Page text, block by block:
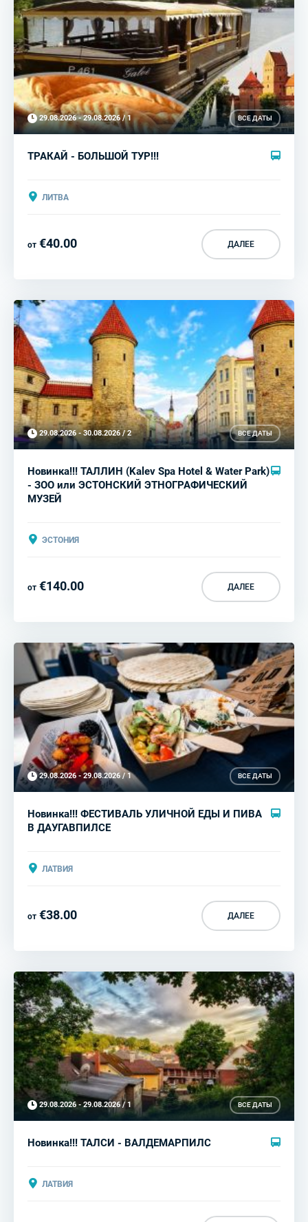
29.08.2026 - 29.08.2026 / 1 ВСЕ ДАТЫ
ТРАКАЙ - БОЛЬШОЙ ТУР!!!
ЛИТВА
от €40.00 ДАЛЕЕ
29.08.2026 - 30.08.2026 / 2 ВСЕ ДАТЫ
Новинка!!! ТАЛЛИН (Kalev Spa Hotel & Water Park)
- ЗОО или ЭСТОНСКИЙ ЭТНОГРАФИЧЕСКИЙ
МУЗЕЙ
ЭСТОНИЯ
от €140.00 ДАЛЕЕ
29.08.2026 - 29.08.2026 / 1 ВСЕ ДАТЫ
Новинка!!! ФЕСТИВАЛЬ УЛИЧНОЙ ЕДЫ И ПИВА
В ДАУГАВПИЛСЕ
ЛАТВИЯ
от €38.00 ДАЛЕЕ
29.08.2026 - 29.08.2026 / 1 ВСЕ ДАТЫ
Новинка!!! ТАЛСИ - ВАЛДЕМАРПИЛС
ЛАТВИЯ